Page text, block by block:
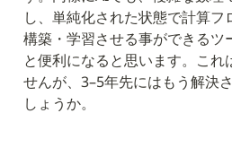
し、単純化された状態で計算フ
構築・学習させる事ができるツ
と便利になると思います。これ
せんが、3–5年先にはもう解決
しょうか。